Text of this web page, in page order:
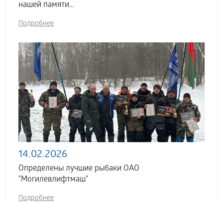
нашей памяти…
Подробнее
14.02.2026
Определены лучшие рыбаки ОАО
"Могилевлифтмаш"
Подробнее